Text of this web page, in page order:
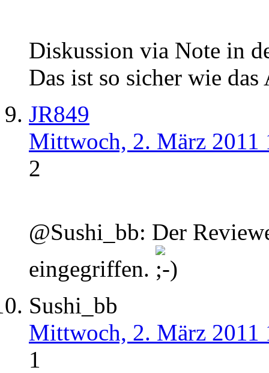
Diskussion via Note in
Das ist so sicher wie
JR849
Mittwoch, 2. März 2011
2
@Sushi_bb: Der
eingegriffen.
Sushi_bb
Mittwoch, 2. März 2011
1